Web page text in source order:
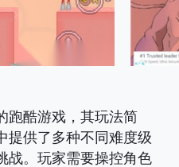
跑酷游戏，其玩法简
提供了多种不同难度级
战。玩家需要操控角色